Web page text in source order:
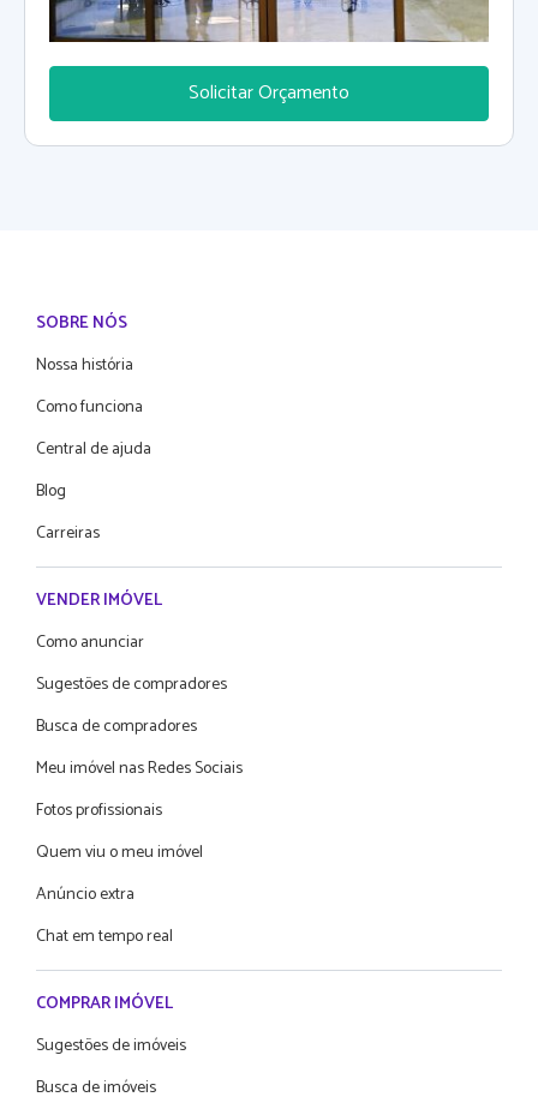
Solicitar Orçamento
SOBRE NÓS
Nossa história
Como funciona
Central de ajuda
Blog
Carreiras
VENDER IMÓVEL
Como anunciar
Sugestões de compradores
Busca de compradores
Meu imóvel nas Redes Sociais
Fotos profissionais
Quem viu o meu imóvel
Anúncio extra
Chat em tempo real
COMPRAR IMÓVEL
Sugestões de imóveis
Busca de imóveis